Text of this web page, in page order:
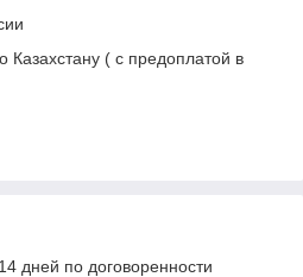
( с предоплатой в
дней по договоренности